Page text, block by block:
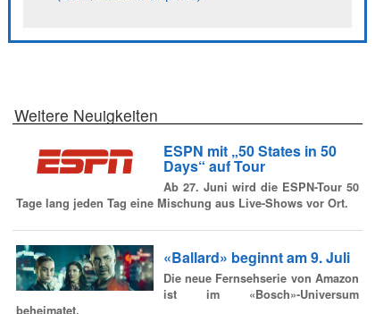
Weitere Neuigkeiten
ESPN mit „50 States in 50
Days“ auf Tour
Ab 27. Juni wird die ESPN-Tour 50
Tage lang jeden Tag eine Mischung aus Live-Shows vor Ort.
«Ballard» beginnt am 9. Juli
Die neue Fernsehserie von Amazon
ist im «Bosch»-Universum
beheimatet.